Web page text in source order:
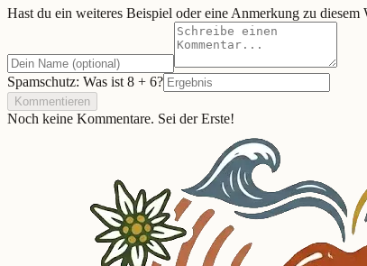
Hast du ein weiteres Beispiel oder eine Anmerkung zu diesem
Spamschutz: Was ist 8 + 6?
Kommentieren
Noch keine Kommentare. Sei der Erste!